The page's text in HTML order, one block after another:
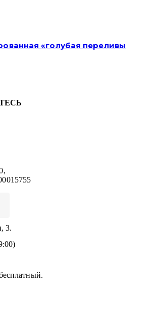
«голубая переливы
3.